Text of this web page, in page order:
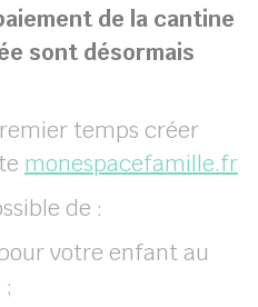
de la cantine
sont désormais
temps créer
monespacefamille.fr
de :
votre enfant au